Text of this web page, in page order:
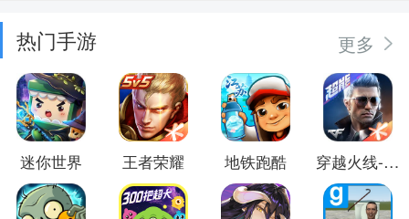
热门手游 更多
迷你世界 王者荣耀 地铁跑酷 穿越火线-枪战王者